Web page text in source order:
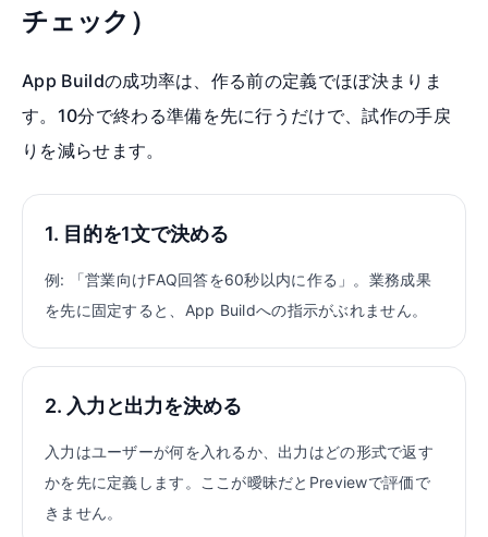
チェック）
App Buildの成功率は、作る前の定義でほぼ決まりま
す。10分で終わる準備を先に行うだけで、試作の手戻
りを減らせます。
1. 目的を1文で決める
例: 「営業向けFAQ回答を60秒以内に作る」。業務成果
を先に固定すると、App Buildへの指示がぶれません。
2. 入力と出力を決める
入力はユーザーが何を入れるか、出力はどの形式で返す
かを先に定義します。ここが曖昧だとPreviewで評価で
きません。